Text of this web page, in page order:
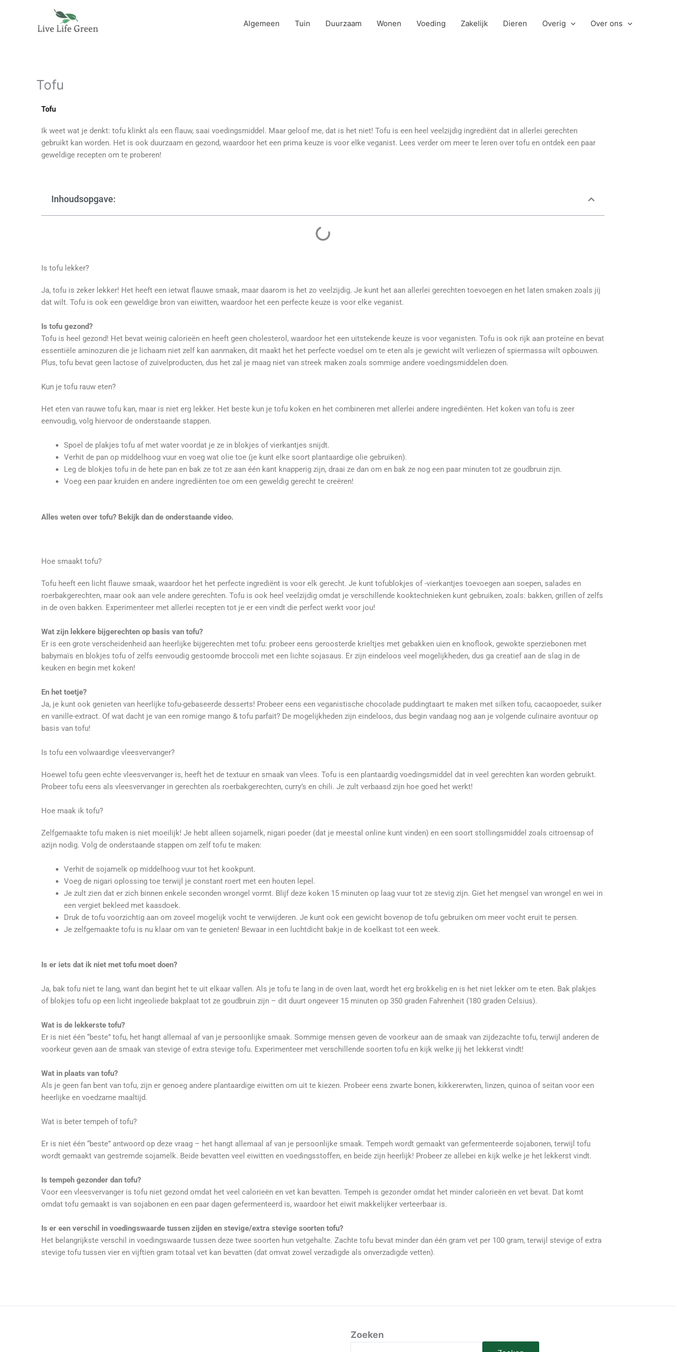
Algemeen Tuin Duurzaam Wonen Voeding Zakelijk Dieren Overig Over ons
Tofu
Tofu
Ik weet wat je denkt: tofu klinkt als een flauw, saai voedingsmiddel. Maar geloof me, dat is het niet! Tofu is een heel veelzijdig ingrediënt dat in allerlei gerechten
gebruikt kan worden. Het is ook duurzaam en gezond, waardoor het een prima keuze is voor elke veganist. Lees verder om meer te leren over tofu en ontdek een paar
geweldige recepten om te proberen!
Inhoudsopgave:
Is tofu lekker?
Ja, tofu is zeker lekker! Het heeft een ietwat flauwe smaak, maar daarom is het zo veelzijdig. Je kunt het aan allerlei gerechten toevoegen en het laten smaken zoals jij
dat wilt. Tofu is ook een geweldige bron van eiwitten, waardoor het een perfecte keuze is voor elke veganist.
Is tofu gezond?
Tofu is heel gezond! Het bevat weinig calorieën en heeft geen cholesterol, waardoor het een uitstekende keuze is voor veganisten. Tofu is ook rijk aan proteïne en bevat
essentiële aminozuren die je lichaam niet zelf kan aanmaken, dit maakt het het perfecte voedsel om te eten als je gewicht wilt verliezen of spiermassa wilt opbouwen.
Plus, tofu bevat geen lactose of zuivelproducten, dus het zal je maag niet van streek maken zoals sommige andere voedingsmiddelen doen.
Kun je tofu rauw eten?
Het eten van rauwe tofu kan, maar is niet erg lekker. Het beste kun je tofu koken en het combineren met allerlei andere ingrediënten. Het koken van tofu is zeer
eenvoudig, volg hiervoor de onderstaande stappen.
Spoel de plakjes tofu af met water voordat je ze in blokjes of vierkantjes snijdt.
Verhit de pan op middelhoog vuur en voeg wat olie toe (je kunt elke soort plantaardige olie gebruiken).
Leg de blokjes tofu in de hete pan en bak ze tot ze aan één kant knapperig zijn, draai ze dan om en bak ze nog een paar minuten tot ze goudbruin zijn.
Voeg een paar kruiden en andere ingrediënten toe om een geweldig gerecht te creëren!
Alles weten over tofu? Bekijk dan de onderstaande video.
Hoe smaakt tofu?
Tofu heeft een licht flauwe smaak, waardoor het het perfecte ingrediënt is voor elk gerecht. Je kunt tofublokjes of -vierkantjes toevoegen aan soepen, salades en
roerbakgerechten, maar ook aan vele andere gerechten. Tofu is ook heel veelzijdig omdat je verschillende kooktechnieken kunt gebruiken, zoals: bakken, grillen of zelfs
in de oven bakken. Experimenteer met allerlei recepten tot je er een vindt die perfect werkt voor jou!
Wat zijn lekkere bijgerechten op basis van tofu?
Er is een grote verscheidenheid aan heerlijke bijgerechten met tofu: probeer eens geroosterde krieltjes met gebakken uien en knoflook, gewokte sperziebonen met
babymaïs en blokjes tofu of zelfs eenvoudig gestoomde broccoli met een lichte sojasaus. Er zijn eindeloos veel mogelijkheden, dus ga creatief aan de slag in de
keuken en begin met koken!
En het toetje?
Ja, je kunt ook genieten van heerlijke tofu-gebaseerde desserts! Probeer eens een veganistische chocolade puddingtaart te maken met silken tofu, cacaopoeder, suiker
en vanille-extract. Of wat dacht je van een romige mango & tofu parfait? De mogelijkheden zijn eindeloos, dus begin vandaag nog aan je volgende culinaire avontuur op
basis van tofu!
Is tofu een volwaardige vleesvervanger?
Hoewel tofu geen echte vleesvervanger is, heeft het de textuur en smaak van vlees. Tofu is een plantaardig voedingsmiddel dat in veel gerechten kan worden gebruikt.
Probeer tofu eens als vleesvervanger in gerechten als roerbakgerechten, curry’s en chili. Je zult verbaasd zijn hoe goed het werkt!
Hoe maak ik tofu?
Zelfgemaakte tofu maken is niet moeilijk! Je hebt alleen sojamelk, nigari poeder (dat je meestal online kunt vinden) en een soort stollingsmiddel zoals citroensap of
azijn nodig. Volg de onderstaande stappen om zelf tofu te maken:
Verhit de sojamelk op middelhoog vuur tot het kookpunt.
Voeg de nigari oplossing toe terwijl je constant roert met een houten lepel.
Je zult zien dat er zich binnen enkele seconden wrongel vormt. Blijf deze koken 15 minuten op laag vuur tot ze stevig zijn. Giet het mengsel van wrongel en wei in
een vergiet bekleed met kaasdoek.
Druk de tofu voorzichtig aan om zoveel mogelijk vocht te verwijderen. Je kunt ook een gewicht bovenop de tofu gebruiken om meer vocht eruit te persen.
Je zelfgemaakte tofu is nu klaar om van te genieten! Bewaar in een luchtdicht bakje in de koelkast tot een week.
Is er iets dat ik niet met tofu moet doen?
Ja, bak tofu niet te lang, want dan begint het te uit elkaar vallen. Als je tofu te lang in de oven laat, wordt het erg brokkelig en is het niet lekker om te eten. Bak plakjes
of blokjes tofu op een licht ingeoliede bakplaat tot ze goudbruin zijn – dit duurt ongeveer 15 minuten op 350 graden Fahrenheit (180 graden Celsius).
Wat is de lekkerste tofu?
Er is niet één “beste” tofu, het hangt allemaal af van je persoonlijke smaak. Sommige mensen geven de voorkeur aan de smaak van zijdezachte tofu, terwijl anderen de
voorkeur geven aan de smaak van stevige of extra stevige tofu. Experimenteer met verschillende soorten tofu en kijk welke jij het lekkerst vindt!
Wat in plaats van tofu?
Als je geen fan bent van tofu, zijn er genoeg andere plantaardige eiwitten om uit te kiezen. Probeer eens zwarte bonen, kikkererwten, linzen, quinoa of seitan voor een
heerlijke en voedzame maaltijd.
Wat is beter tempeh of tofu?
Er is niet één “beste” antwoord op deze vraag – het hangt allemaal af van je persoonlijke smaak. Tempeh wordt gemaakt van gefermenteerde sojabonen, terwijl tofu
wordt gemaakt van gestremde sojamelk. Beide bevatten veel eiwitten en voedingsstoffen, en beide zijn heerlijk! Probeer ze allebei en kijk welke je het lekkerst vindt.
Is tempeh gezonder dan tofu?
Voor een vleesvervanger is tofu niet gezond omdat het veel calorieën en vet kan bevatten. Tempeh is gezonder omdat het minder calorieën en vet bevat. Dat komt
omdat tofu gemaakt is van sojabonen en een paar dagen gefermenteerd is, waardoor het eiwit makkelijker verteerbaar is.
Is er een verschil in voedingswaarde tussen zijden en stevige/extra stevige soorten tofu?
Het belangrijkste verschil in voedingswaarde tussen deze twee soorten hun vetgehalte. Zachte tofu bevat minder dan één gram vet per 100 gram, terwijl stevige of extra
stevige tofu tussen vier en vijftien gram totaal vet kan bevatten (dat omvat zowel verzadigde als onverzadigde vetten).
Zoeken